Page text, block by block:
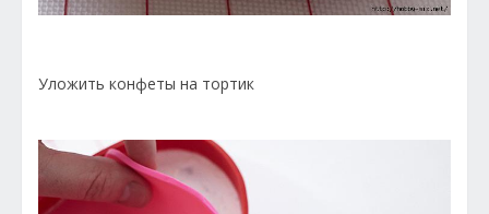
Уложить конфеты на тортик